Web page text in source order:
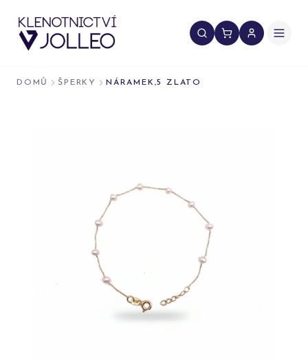
DOMŮ ŠPERKY NÁRAMEK,5 ZLATO